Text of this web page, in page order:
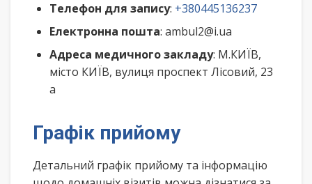
Телефон для запису: +380445136237
Електронна пошта: ambul2@i.ua
Адреса медичного закладу: М.КИЇВ,
місто КИЇВ, вулиця проспект Лісовий, 23
а
Графік прийому
Детальний графік прийому та інформацію